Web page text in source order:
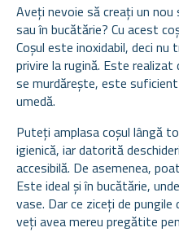
Aveți nevoie să creați un
sau în bucătărie? Cu acest
Coșul este inoxidabil, deci nu
privire la rugină. Este
se murdărește, este
umedă.
Puteți amplasa coșul lângă
igienică, iar datorită
accesibilă. De asemenea,
Este ideal și în bucătărie,
vase. Dar ce ziceți de
veți avea mereu pregătite